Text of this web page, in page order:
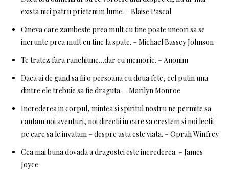
exista nici patru prieteni in lume. – Blaise Pascal
Cineva care zambeste prea mult cu tine poate uneori sa se
incrunte prea mult cu tine la spate. – Michael Bassey Johnson
Te tratez fara ranchiune…dar cu memorie. – Anonim
Daca ai de gand sa fii o persoana cu doua fete, cel putin una
dintre ele trebuie sa fie draguta. – Marilyn Monroe
Increderea in corpul, mintea si spiritul nostru ne permite sa
cautam noi aventuri, noi directii in care sa crestem si noi lectii
pe care sa le invatam – despre asta este viata. – Oprah Winfrey
Cea mai buna dovada a dragostei este increderea. – James
Joyce